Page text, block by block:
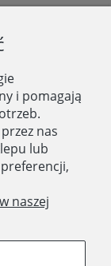
i pomagają
nas
lub
naszej